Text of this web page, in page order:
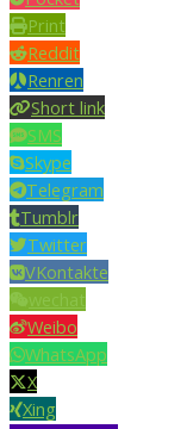
Print
Reddit
Renren
Short link
SMS
Skype
Telegram
Tumblr
Twitter
VKontakte
wechat
Weibo
WhatsApp
X
Xing